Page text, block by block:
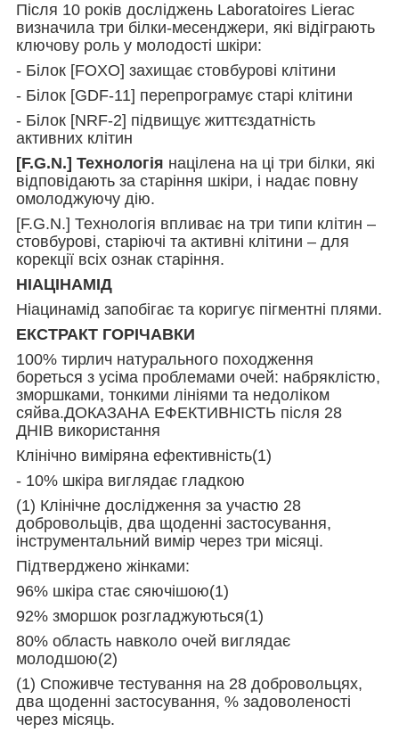
Після 10 років досліджень Laboratoires Lierac
визначила три білки-месенджери, які відіграють
ключову роль у молодості шкіри:
- Білок [FOXO] захищає стовбурові клітини
- Білок [GDF-11] перепрограмує старі клітини
- Білок [NRF-2] підвищує життєздатність
активних клітин
[F.G.N.] Технологія націлена на ці три білки, які
відповідають за старіння шкіри, і надає повну
омолоджуючу дію.
[F.G.N.] Технологія впливає на три типи клітин –
стовбурові, старіючі та активні клітини – для
корекції всіх ознак старіння.
НІАЦІНАМІД
Ніацинамід запобігає та коригує пігментні плями.
ЕКСТРАКТ ГОРІЧАВКИ
100% тирлич натурального походження
бореться з усіма проблемами очей: набряклістю,
зморшками, тонкими лініями та недоліком
сяйва.ДОКАЗАНА ЕФЕКТИВНІСТЬ після 28
ДНІВ використання
Клінічно виміряна ефективність(1)
- 10% шкіра виглядає гладкою
(1) Клінічне дослідження за участю 28
добровольців, два щоденні застосування,
інструментальний вимір через три місяці.
Підтверджено жінками:
96% шкіра стає сяючішою(1)
92% зморшок розгладжуються(1)
80% область навколо очей виглядає
молодшою(2)
(1) Споживче тестування на 28 добровольцях,
два щоденні застосування, % задоволеності
через місяць.